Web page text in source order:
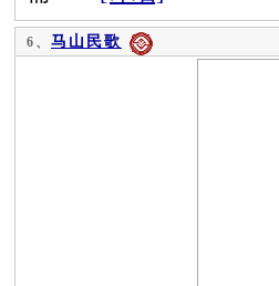
6、 马山民歌